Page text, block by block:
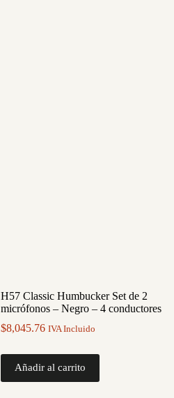
H57 Classic Humbucker Set de 2
micrófonos – Negro – 4 conductores
$8,045.76 IVA Incluido
Añadir al carrito